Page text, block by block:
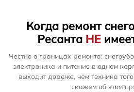
Когда ремонт
Ресанта НЕ
Честно о границах ремонта:
электроника и питание в одном
выходит дороже, чем техника
скажем об этом